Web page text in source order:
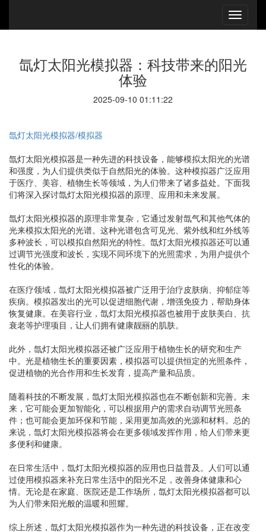
氙灯太阳光模拟器：科技带来的阳光
体验
2025-09-10 01:11:22
氙灯太阳光模拟器/模拟器
氙灯太阳光模拟器是一种先进的科技设备，能够模拟太阳光的光谱
和强度，为人们提供类似于自然阳光的体验。这种模拟器广泛应用
于医疗、美容、植物生长等领域，为人们带来了诸多益处。下面我
们将深入探讨氙灯太阳光模拟器的原理、应用和未来发展。
氙灯太阳光模拟器的原理非常复杂，它通过发射氙气和其他气体的
光来模拟太阳光的光谱。这种光谱包含可见光、紫外线和红外线等
多种波长，可以模拟自然阳光的特性。氙灯太阳光模拟器还可以通
过调节光强度和波长，实现不同环境下的光照需求，为用户提供个
性化的体验。
在医疗领域，氙灯太阳光模拟器被广泛用于治疗皮肤病、抑郁症等
疾病。模拟器发出的光可以促进细胞代谢，增强免疫力，帮助身体
恢复健康。在美容行业，氙灯太阳光模拟器也被用于皮肤美白、抗
衰老等护理项目，让人们拥有健康靓丽的肌肤。
此外，氙灯太阳光模拟器还被广泛应用于植物生长的研究和生产
中。光是植物生长的重要因素，模拟器可以提供恒定的光照条件，
促进植物的光合作用和生长发育，提高产量和品质。
随着科技的不断发展，氙灯太阳光模拟器也在不断创新和完善。未
来，它可能会更加智能化，可以根据用户的需求自动调节光照条
件；也可能会更加环保和节能，采用更加高效的光源和材料。总的
来说，氙灯太阳光模拟器将会在更多领域发挥作用，给人们带来更
多便利和健康。
在日常生活中，氙灯太阳光模拟器的应用也日益普及。人们可以通
过使用模拟器来补充日常生活中的阳光不足，改善身体健康和心
情。无论是在家庭、医院还是工作场所，氙灯太阳光模拟器都可以
为人们带来阳光般的温暖和照耀。
综上所述，氙灯太阳光模拟器作为一种先进的科技设备，正在改变